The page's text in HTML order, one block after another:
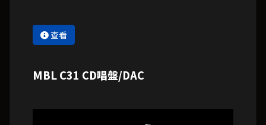
查看
MBL C31 CD唱盤/DAC